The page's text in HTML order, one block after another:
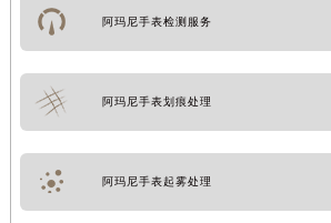
阿玛尼手表检测服务
阿玛尼手表划痕处理
阿玛尼手表起雾处理